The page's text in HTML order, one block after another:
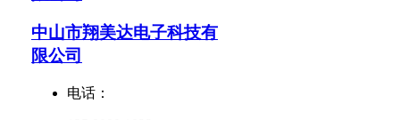
中山市翔美达电子科技有
限公司
电话：